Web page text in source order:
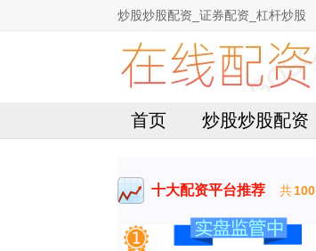
炒股炒股配资_证券配资_杠杆炒股
首页 炒股炒股配资
十大配资平台推荐 共100